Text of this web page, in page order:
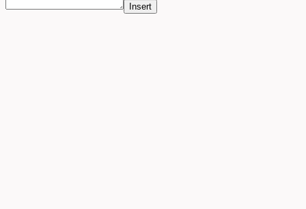
Insert